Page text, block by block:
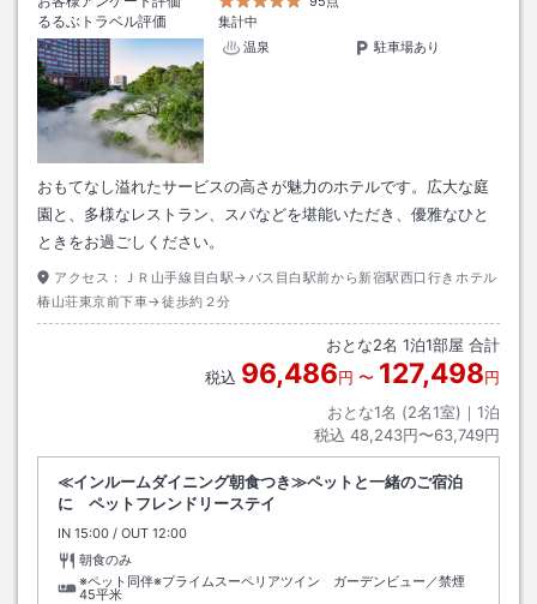
るるぶトラベル評価
集計中
温泉
駐車場あり
おもてなし溢れたサービスの高さが魅力のホテルです。広大な庭
園と、多様なレストラン、スパなどを堪能いただき、優雅なひと
ときをお過ごしください。
アクセス：
ＪＲ山手線目白駅→バス目白駅前から新宿駅西口行きホテル
椿山荘東京前下車→徒歩約２分
おとな2名 1泊1部屋 合計
税込 96,486円 〜 127,498円
おとな1名 (2名1室)｜ 1泊
税込 48,243円〜63,749円
≪インルームダイニング朝食つき≫ペットと一緒のご宿泊
に ペットフレンドリーステイ
IN チェックイン
15:00 / OUT チェックアウト
12:00
朝食のみ
※ペット同伴※プライムスーペリアツイン ガーデンビュー／禁煙
45平米